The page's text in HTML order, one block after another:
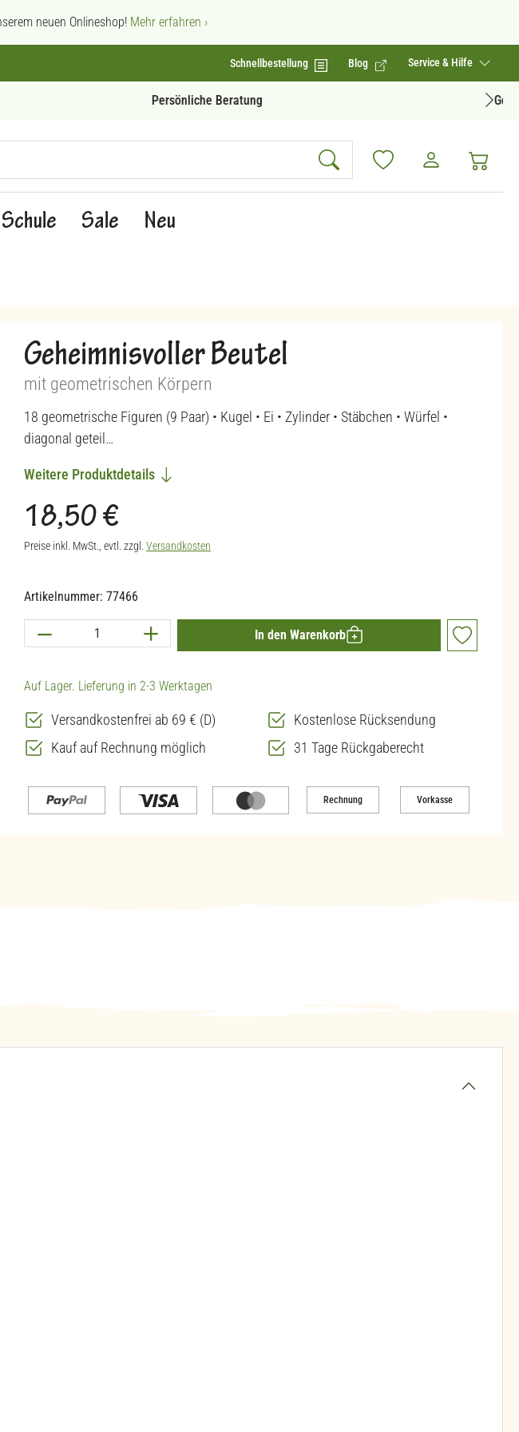
neuen Onlineshop! Mehr erfahren ›
Schnellbestellung Blog Service & Hilfe
Schule Sale Neu
Geheimnisvoller Beutel
mit geometrischen Körpern
18 geometrische Figuren (9 Paar) • Kugel • Ei • Zylinder • Stäbchen • Würfel •
diagonal geteil…
Weitere Produktdetails
Regulärer Preis:
18,50 €
Preise inkl. MwSt., evtl. zzgl. Versandkosten
Artikelnummer: 77466
Produkt Anzahl: Gib den gewünschten Wert ein oder benutze
In den Warenkorb
Auf Lager. Lieferung in 2-3 Werktagen
Versandkostenfrei ab 69 € (D)
Kostenlose Rücksendung
Kauf auf Rechnung möglich
31 Tage Rückgaberecht
Rechnung Vorkasse